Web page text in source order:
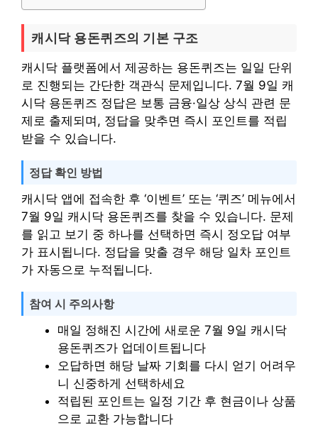
캐시닥 용돈퀴즈의 기본 구조
캐시닥 플랫폼에서 제공하는 용돈퀴즈는 일일 단위
로 진행되는 간단한 객관식 문제입니다. 7월 9일 캐
시닥 용돈퀴즈 정답은 보통 금융·일상 상식 관련 문
제로 출제되며, 정답을 맞추면 즉시 포인트를 적립
받을 수 있습니다.
정답 확인 방법
캐시닥 앱에 접속한 후 ‘이벤트’ 또는 ‘퀴즈’ 메뉴에서
7월 9일 캐시닥 용돈퀴즈를 찾을 수 있습니다. 문제
를 읽고 보기 중 하나를 선택하면 즉시 정오답 여부
가 표시됩니다. 정답을 맞출 경우 해당 일차 포인트
가 자동으로 누적됩니다.
참여 시 주의사항
매일 정해진 시간에 새로운 7월 9일 캐시닥
용돈퀴즈가 업데이트됩니다
오답하면 해당 날짜 기회를 다시 얻기 어려우
니 신중하게 선택하세요
적립된 포인트는 일정 기간 후 현금이나 상품
으로 교환 가능합니다